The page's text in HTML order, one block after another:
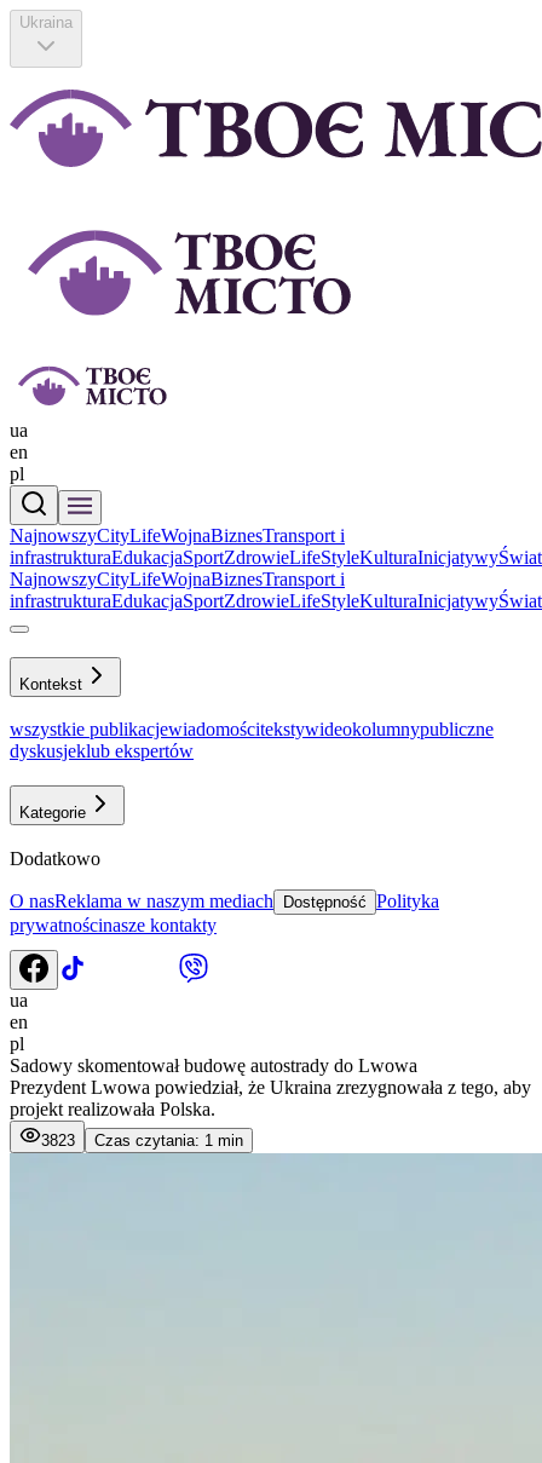
Ukraina
ua
en
pl
NajnowszyCityLifeWojnaBiznesTransport i
infrastrukturaЕdukacjaSportZdrowieLifeStyleKulturaInicjatywyŚwiat
NajnowszyCityLifeWojnaBiznesTransport i
infrastrukturaЕdukacjaSportZdrowieLifeStyleKulturaInicjatywyŚwiat
Kontekst
wszystkie publikacjewiadomościtekstywideokolumnypubliczne
dyskusjeklub ekspertów
Kategorie
Dodatkowo
O nasReklama w naszym mediach Dostępność Polityka
prywatnościnasze kontakty
ua
en
pl
Sadowy skomentował budowę autostrady do Lwowa
Prezydent Lwowa powiedział, że Ukraina zrezygnowała z tego, aby
projekt realizowała Polska.
3823 Czas czytania: 1 min